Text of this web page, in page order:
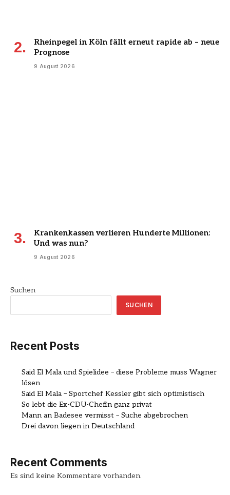
Rheinpegel in Köln fällt erneut rapide ab – neue
Prognose
9 August 2026
Krankenkassen verlieren Hunderte Millionen:
Und was nun?
9 August 2026
Suchen
SUCHEN
Recent Posts
Said El Mala und Spielidee – diese Probleme muss Wagner
lösen
Said El Mala – Sportchef Kessler gibt sich optimistisch
So lebt die Ex-CDU-Chefin ganz privat
Mann an Badesee vermisst – Suche abgebrochen
Drei davon liegen in Deutschland
Recent Comments
Es sind keine Kommentare vorhanden.